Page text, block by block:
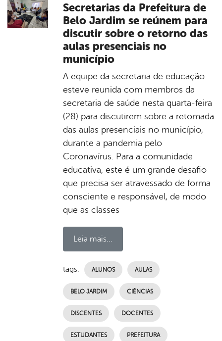
Secretarias da Prefeitura de
Belo Jardim se reúnem para
discutir sobre o retorno das
aulas presenciais no
município
A equipe da secretaria de educação
esteve reunida com membros da
secretaria de saúde nesta quarta-feira
(28) para discutirem sobre a retomada
das aulas presenciais no município,
durante a pandemia pelo
Coronavírus. Para a comunidade
educativa, este é um grande desafio
que precisa ser atravessado de forma
consciente e responsável, de modo
que as classes
Leia mais...
tags: ALUNOS AULAS
BELO JARDIM CIÊNCIAS
DISCENTES DOCENTES
ESTUDANTES PREFEITURA